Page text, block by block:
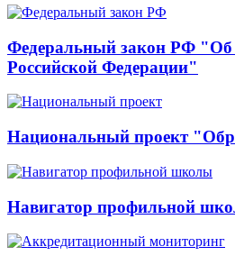
Федеральный закон РФ "Об
Российской Федерации"
Национальный проект
Навигатор профильной